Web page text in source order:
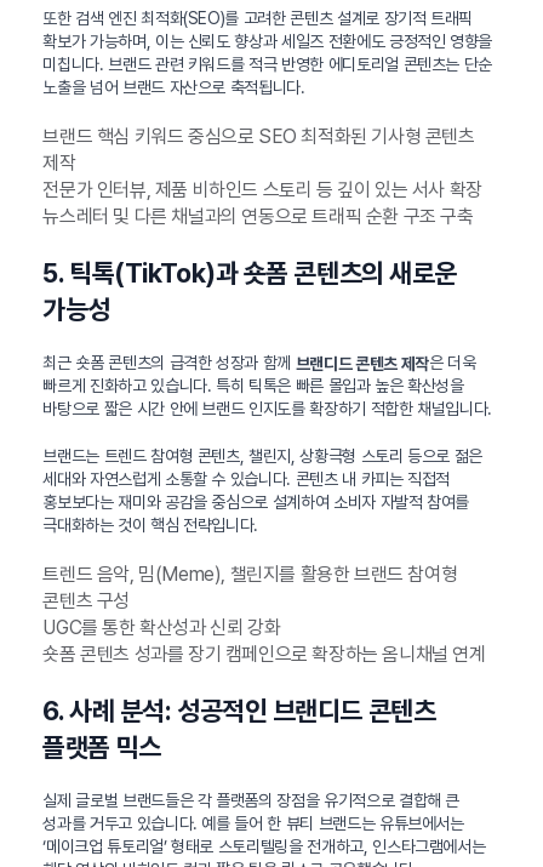
또한 검색 엔진 최적화(SEO)를 고려한 콘텐츠 설계로 장기적 트래픽
확보가 가능하며, 이는 신뢰도 향상과 세일즈 전환에도 긍정적인 영향을
미칩니다. 브랜드 관련 키워드를 적극 반영한 에디토리얼 콘텐츠는 단순
노출을 넘어 브랜드 자산으로 축적됩니다.
브랜드 핵심 키워드 중심으로 SEO 최적화된 기사형 콘텐츠
제작
전문가 인터뷰, 제품 비하인드 스토리 등 깊이 있는 서사 확장
뉴스레터 및 다른 채널과의 연동으로 트래픽 순환 구조 구축
5. 틱톡(TikTok)과 숏폼 콘텐츠의 새로운
가능성
최근 숏폼 콘텐츠의 급격한 성장과 함께 브랜디드 콘텐츠 제작은 더욱
빠르게 진화하고 있습니다. 특히 틱톡은 빠른 몰입과 높은 확산성을
바탕으로 짧은 시간 안에 브랜드 인지도를 확장하기 적합한 채널입니다.
브랜드는 트렌드 참여형 콘텐츠, 챌린지, 상황극형 스토리 등으로 젊은
세대와 자연스럽게 소통할 수 있습니다. 콘텐츠 내 카피는 직접적
홍보보다는 재미와 공감을 중심으로 설계하여 소비자 자발적 참여를
극대화하는 것이 핵심 전략입니다.
트렌드 음악, 밈(Meme), 챌린지를 활용한 브랜드 참여형
콘텐츠 구성
UGC를 통한 확산성과 신뢰 강화
숏폼 콘텐츠 성과를 장기 캠페인으로 확장하는 옴니채널 연계
6. 사례 분석: 성공적인 브랜디드 콘텐츠
플랫폼 믹스
실제 글로벌 브랜드들은 각 플랫폼의 장점을 유기적으로 결합해 큰
성과를 거두고 있습니다. 예를 들어 한 뷰티 브랜드는 유튜브에서는
‘메이크업 튜토리얼’ 형태로 스토리텔링을 전개하고, 인스타그램에서는